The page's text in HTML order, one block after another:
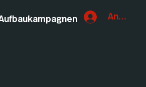
Anmelden